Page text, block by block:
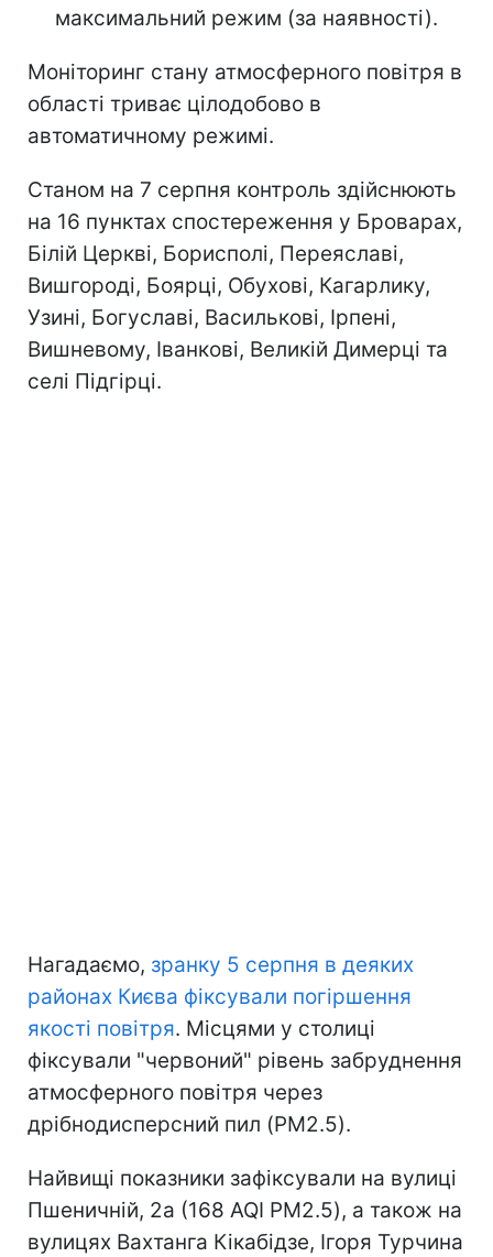
максимальний режим (за наявності).
Моніторинг стану атмосферного повітря в
області триває цілодобово в
автоматичному режимі.
Станом на 7 серпня контроль здійснюють
на 16 пунктах спостереження у Броварах,
Білій Церкві, Борисполі, Переяславі,
Вишгороді, Боярці, Обухові, Кагарлику,
Узині, Богуславі, Василькові, Ірпені,
Вишневому, Іванкові, Великій Димерці та
селі Підгірці.
Нагадаємо, зранку 5 серпня в деяких
районах Києва фіксували погіршення
якості повітря. Місцями у столиці
фіксували "червоний" рівень забруднення
атмосферного повітря через
дрібнодисперсний пил (PM2.5).
Найвищі показники зафіксували на вулиці
Пшеничній, 2а (168 AQI PM2.5), а також на
вулицях Вахтанга Кікабідзе, Ігоря Турчина